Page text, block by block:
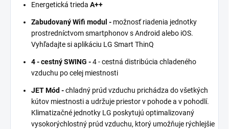
Energetická trieda A++
Zabudovaný Wifi modul - možnosť riadenia jednotky
prostredníctvom smartphonov s Android alebo iOS.
Vyhľadajte si aplikáciu LG Smart ThinQ
4 - cestný SWING -4 - cestná distribúcia chladeného
vzduchu po celej miestnosti
JET Mód -chladný prúd vzduchu prichádza do všetkých
kútov miestnosti a udržuje priestor v pohode a v pohodlí.
Klimatizačné jednotky LG poskytujú optimalizovaný
vysokorýchlostný prúd vzduchu, ktorý umožňuje rýchlejšie